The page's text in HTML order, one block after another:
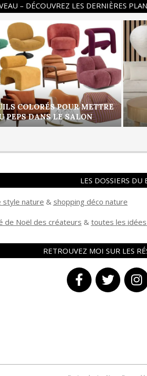
– DÉCOUVREZ LES DERNIÈRES
COLORÉS POUR METTRE
PEPS DANS LE SALON
LES DOSSIERS DU
style nature & shopping déco nature
de Noël des créateurs & toutes les
RETROUVEZ MOI SUR LES